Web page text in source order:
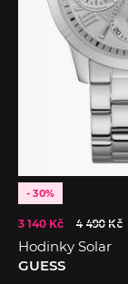
- 30%
3 140 Kč 4 490 Kč
Hodinky Solar
GUESS